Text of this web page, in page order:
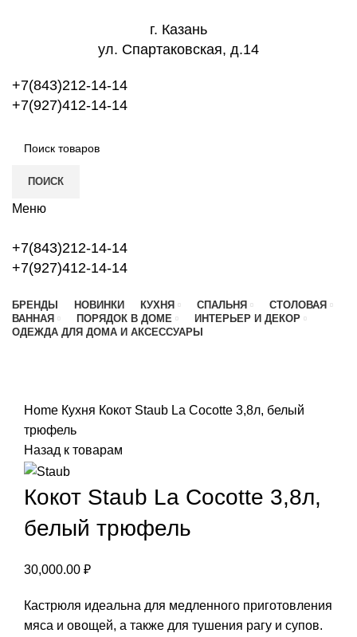
г. Казань
ул. Спартаковская, д.14
+7(843)212-14-14
+7(927)412-14-14
ПОИСК
Меню
+7(843)212-14-14
+7(927)412-14-14
БРЕНДЫ НОВИНКИ КУХНЯ СПАЛЬНЯ
СТОЛОВАЯ
ВАННАЯ
ПОРЯДОК В ДОМЕ
ИНТЕРЬЕР И ДЕКОР
ОДЕЖДА ДЛЯ ДОМА И АКСЕССУАРЫ
Home Кухня Кокот Staub La Cocotte 3,8л, белый
трюфель
Назад к товарам
Кокот Staub La Cocotte 3,8л,
белый трюфель
30,000.00 ₽
Кастрюля идеальна для медленного приготовления
мяса и овощей, а также для тушения рагу и супов.